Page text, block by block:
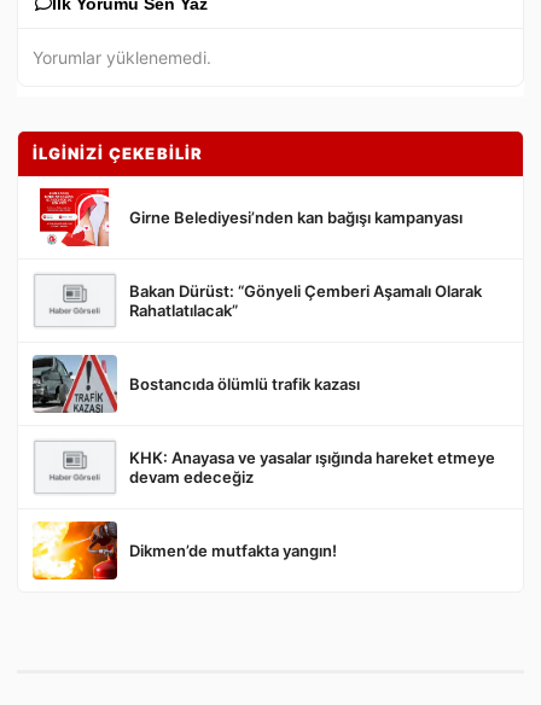
İlk Yorumu Sen Yaz
Gönder
Yorumlar yüklenemedi.
İLGİNİZİ ÇEKEBİLİR
Girne Belediyesi’nden kan bağışı kampanyası
Bakan Dürüst: “Gönyeli Çemberi Aşamalı Olarak
Rahatlatılacak”
Bostancıda ölümlü trafik kazası
KHK: Anayasa ve yasalar ışığında hareket etmeye
devam edeceğiz
Dikmen’de mutfakta yangın!